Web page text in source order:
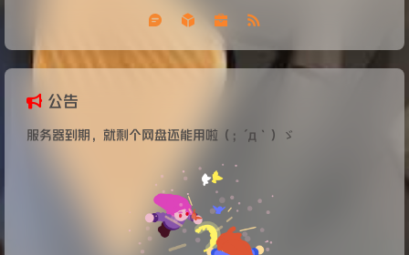
公告
服务器到期，就剩个网盘还能用啦（；´д｀）ゞ